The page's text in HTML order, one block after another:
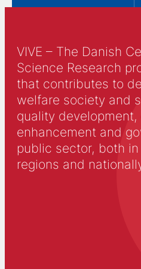
VIVE – The Danish
Science Research
that contributes to
welfare society and
quality
enhancement and
public sector, both
regions and